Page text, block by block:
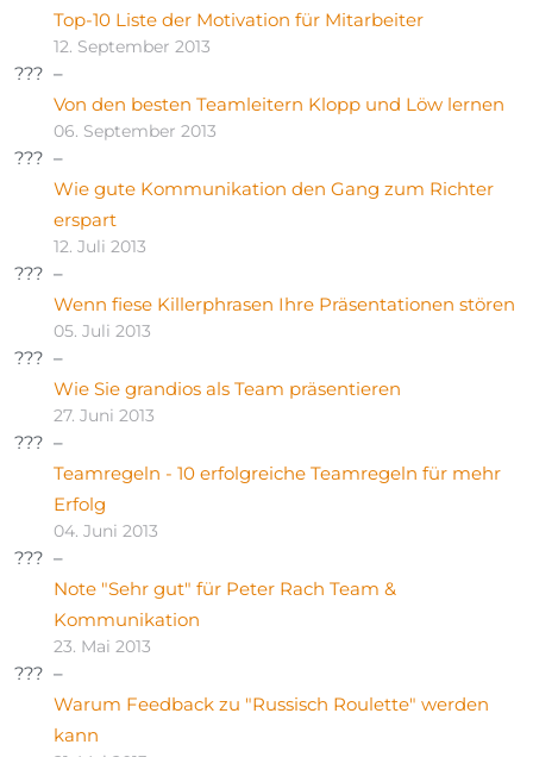
Top-10 Liste der Motivation für Mitarbeiter
12. September 2013
Von den besten Teamleitern Klopp und Löw lernen
06. September 2013
Wie gute Kommunikation den Gang zum Richter
erspart
12. Juli 2013
Wenn fiese Killerphrasen Ihre Präsentationen stören
05. Juli 2013
Wie Sie grandios als Team präsentieren
27. Juni 2013
Teamregeln - 10 erfolgreiche Teamregeln für mehr
Erfolg
04. Juni 2013
Note "Sehr gut" für Peter Rach Team &
Kommunikation
23. Mai 2013
Warum Feedback zu "Russisch Roulette" werden
kann